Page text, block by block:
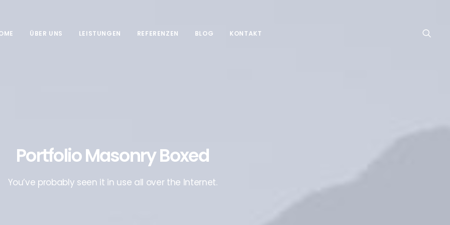
ÜBER UNS LEISTUNGEN REFERENZEN BLOG KONTAKT
Portfolio Masonry Boxed
You’ve probably seen it in use all over the Internet.